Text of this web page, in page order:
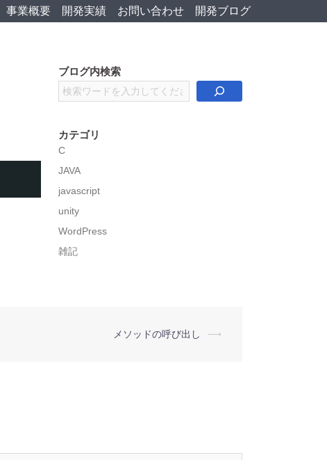
事業概要 開発実績 お問い合わせ 開発ブログ
ブログ内検索
検
索
カテゴリ
C
JAVA
javascript
unity
WordPress
雑記
メソッドの呼び出し ⟶